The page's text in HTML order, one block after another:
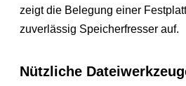
zeigt die Belegung einer
zuverlässig Speicherfresser auf.
Nützliche